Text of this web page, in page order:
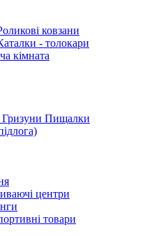
ковзани
- толокари
кімната
Гризуни Пищалки
центри
товари